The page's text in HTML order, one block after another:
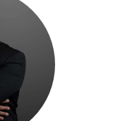
su enfoque en la
tiempo libre para
con su trabajo.
y a varias
Además, su política
permitiendo a los